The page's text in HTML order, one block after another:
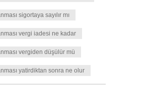
sigortaya sayılır mı
vergi iadesi ne kadar
vergiden düşülür mü
yatirdiktan sonra ne olur